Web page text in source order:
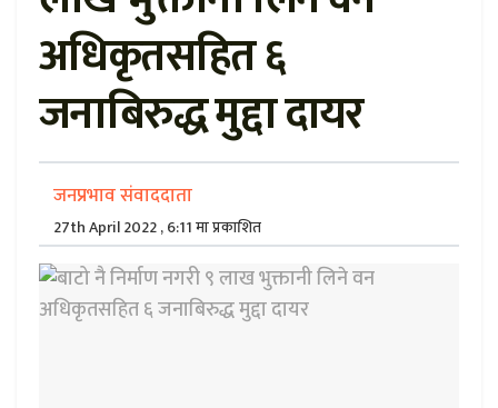
अधिकृतसहित ६
जनाबिरुद्ध मुद्दा दायर
जनप्रभाव संवाददाता
27th April 2022 , 6:11 मा प्रकाशित